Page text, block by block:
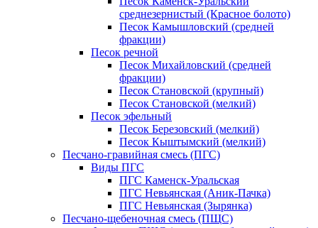
среднезернистый (Красное болото)
Песок Камышловский (средней
фракции)
Песок речной
Песок Михайловский (средней
фракции)
Песок Становской (крупный)
Песок Становской (мелкий)
Песок эфельный
Песок Березовский (мелкий)
Песок Кыштымский (мелкий)
Песчано-гравийная смесь (ПГС)
Виды ПГС
ПГС Каменск-Уральская
ПГС Невьянская (Аник-Пачка)
ПГС Невьянская (Зырянка)
Песчано-щебеночная смесь (ПЩС)